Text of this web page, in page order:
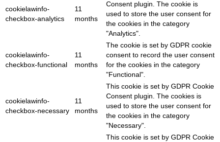
cookielawinfo-
checkbox-analytics
11
months
Consent plugin. The cookie is
used to store the user consent for
the cookies in the category
"Analytics".
cookielawinfo-
checkbox-functional
11
months
The cookie is set by GDPR cookie
consent to record the user consent
for the cookies in the category
"Functional".
cookielawinfo-
checkbox-necessary
11
months
This cookie is set by GDPR Cookie
Consent plugin. The cookies is
used to store the user consent for
the cookies in the category
"Necessary".
This cookie is set by GDPR Cookie